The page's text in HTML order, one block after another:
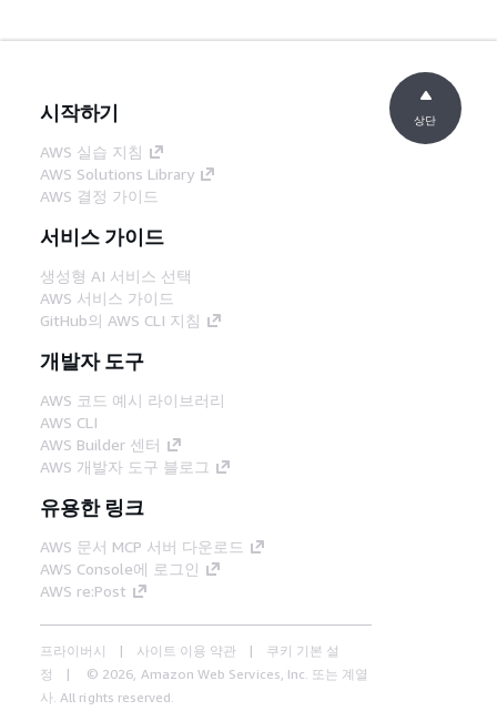
시작하기
AWS 실습 지침
AWS Solutions Library
AWS 결정 가이드
서비스 가이드
생성형 AI 서비스 선택
AWS 서비스 가이드
GitHub의 AWS CLI 지침
개발자 도구
AWS 코드 예시 라이브러리
AWS CLI
AWS Builder 센터
AWS 개발자 도구 블로그
유용한 링크
AWS 문서 MCP 서버 다운로드
AWS Console에 로그인
AWS re:Post
프라이버시 사이트 이용 약관
쿠키 기본 설
정
© 2026, Amazon Web Services, Inc. 또는 계열
사. All rights reserved.
상단